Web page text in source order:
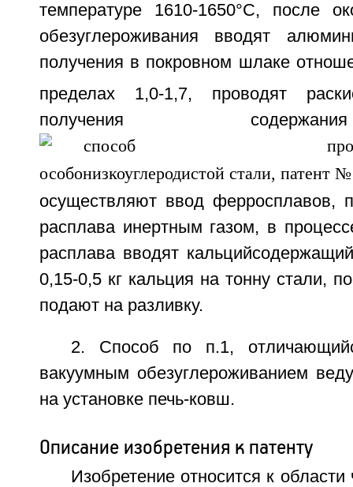
температуре 1610-1650°С, после
обезуглероживания вводят
получения в покровном шлаке
пределах 1,0-1,7, проводят
получения
осуществляют ввод ферросплавов,
расплава инертным газом, в
расплава вводят
0,15-0,5 кг кальция на тонну стали,
подают на разливку.
2. Способ по п.1,
вакуумным обезуглероживанием
на установке печь-ковш.
Описание изобретения к патенту
Изобретение относится к